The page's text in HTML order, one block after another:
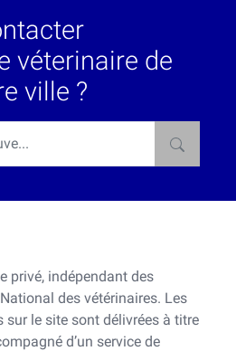
véterinaire de
ville ?
privé, indépendant des
des vétérinaires. Les
le site sont délivrées à titre
d’un service de